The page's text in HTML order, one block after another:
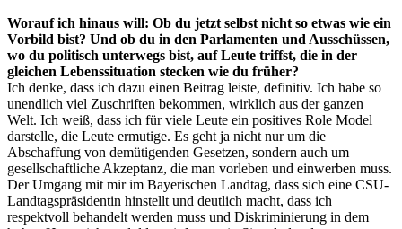
Worauf ich hinaus will: Ob du jetzt selbst nicht so etwas wie ein
Vorbild bist? Und ob du in den Parlamenten und Ausschüssen,
wo du politisch unterwegs bist, auf Leute triffst, die in der
gleichen Lebenssituation stecken wie du früher?
Ich denke, dass ich dazu einen Beitrag leiste, definitiv. Ich habe so
unendlich viel Zuschriften bekommen, wirklich aus der ganzen
Welt. Ich weiß, dass ich für viele Leute ein positives Role Model
darstelle, die Leute ermutige. Es geht ja nicht nur um die
Abschaffung von demütigenden Gesetzen, sondern auch um
gesellschaftliche Akzeptanz, die man vorleben und einwerben muss.
Der Umgang mit mir im Bayerischen Landtag, dass sich eine CSU-
Landtagspräsidentin hinstellt und deutlich macht, dass ich
respektvoll behandelt werden muss und Diskriminierung in dem